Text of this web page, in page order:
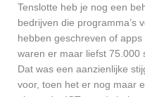
Tenslotte heb je nog een
bedrijven die programma’s
hebben geschreven of
waren er maar liefst 75.000
Dat was een aanzienlijke
voor, toen het er nog maar